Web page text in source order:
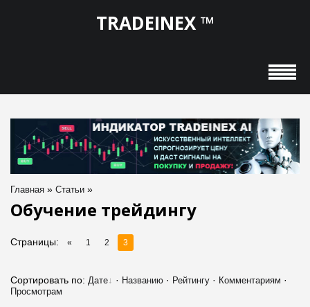
TRADEINEX ™
Главная » Статьи »
Обучение трейдингу
Страницы: « 1 2 3
Сортировать по: Дате · Названию · Рейтингу · Комментариям ·
Просмотрам